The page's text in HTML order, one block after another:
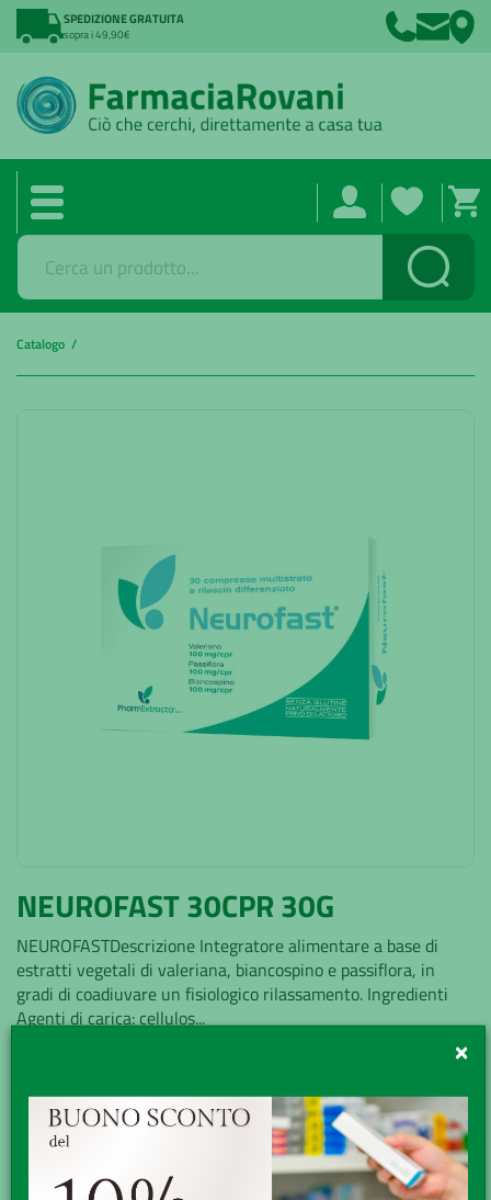
SPEDIZIONE GRATUITA
sopra i 49,90€
Cerca
Catalogo /
NEUROFAST 30CPR 30G
NEUROFASTDescrizione Integratore alimentare a base di
estratti vegetali di valeriana, biancospino e passiflora, in
gradi di coadiuvare un fisiologico rilassamento. Ingredienti
Agenti di carica: cellulos...
Disponibilità:Buona
Senza obbligo di ricetta
×